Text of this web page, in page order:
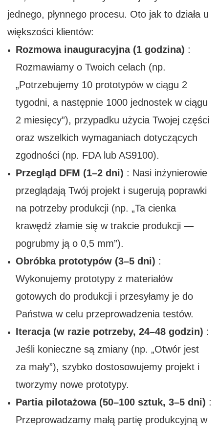
jednego, płynnego procesu. Oto jak to działa u
większości klientów:
Rozmowa inauguracyjna (1 godzina) :
Rozmawiamy o Twoich celach (np.
„Potrzebujemy 10 prototypów w ciągu 2
tygodni, a następnie 1000 jednostek w ciągu
2 miesięcy”), przypadku użycia Twojej części
oraz wszelkich wymaganiach dotyczących
zgodności (np. FDA lub AS9100).
Przegląd DFM (1–2 dni) : Nasi inżynierowie
przeglądają Twój projekt i sugerują poprawki
na potrzeby produkcji (np. „Ta cienka
krawędź złamie się w trakcie produkcji —
pogrubmy ją o 0,5 mm”).
Obróbka prototypów (3–5 dni) :
Wykonujemy prototypy z materiałów
gotowych do produkcji i przesyłamy je do
Państwa w celu przeprowadzenia testów.
Iteracja (w razie potrzeby, 24–48 godzin) :
Jeśli konieczne są zmiany (np. „Otwór jest
za mały”), szybko dostosowujemy projekt i
tworzymy nowe prototypy.
Partia pilotażowa (50–100 sztuk, 3–5 dni) :
Przeprowadzamy małą partię produkcyjną w